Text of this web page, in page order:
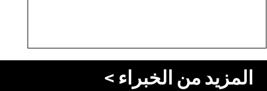
المزيد من الخبراء >